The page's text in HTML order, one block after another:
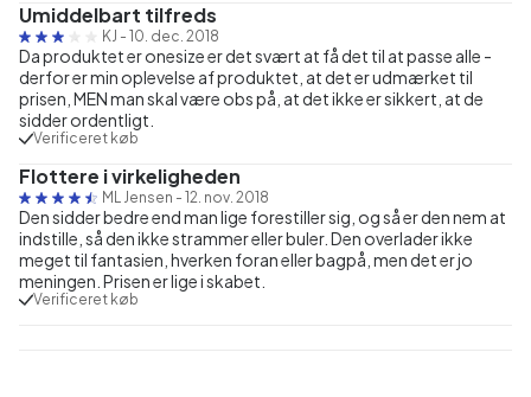
Umiddelbart tilfreds
KJ - 10. dec. 2018
Da produktet er onesize er det svært at få det til at passe alle -
derfor er min oplevelse af produktet, at det er udmærket til
prisen, MEN man skal være obs på, at det ikke er sikkert, at de
sidder ordentligt.
Verificeret køb
Flottere i virkeligheden
ML Jensen - 12. nov. 2018
Den sidder bedre end man lige forestiller sig, og så er den nem at
indstille, så den ikke strammer eller buler. Den overlader ikke
meget til fantasien, hverken foran eller bagpå, men det er jo
meningen. Prisen er lige i skabet.
Verificeret køb